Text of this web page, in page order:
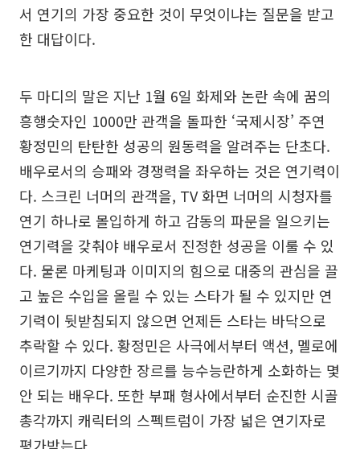
서 연기의 가장 중요한 것이 무엇이냐는 질문을 받고
한 대답이다.
두 마디의 말은 지난 1월 6일 화제와 논란 속에 꿈의
흥행숫자인 1000만 관객을 돌파한 ‘국제시장’ 주연
황정민의 탄탄한 성공의 원동력을 알려주는 단초다.
배우로서의 승패와 경쟁력을 좌우하는 것은 연기력이
다. 스크린 너머의 관객을, TV 화면 너머의 시청자를
연기 하나로 몰입하게 하고 감동의 파문을 일으키는
연기력을 갖춰야 배우로서 진정한 성공을 이룰 수 있
다. 물론 마케팅과 이미지의 힘으로 대중의 관심을 끌
고 높은 수입을 올릴 수 있는 스타가 될 수 있지만 연
기력이 뒷받침되지 않으면 언제든 스타는 바닥으로
추락할 수 있다. 황정민은 사극에서부터 액션, 멜로에
이르기까지 다양한 장르를 능수능란하게 소화하는 몇
안 되는 배우다. 또한 부패 형사에서부터 순진한 시골
총각까지 캐릭터의 스펙트럼이 가장 넓은 연기자로
평가받는다.